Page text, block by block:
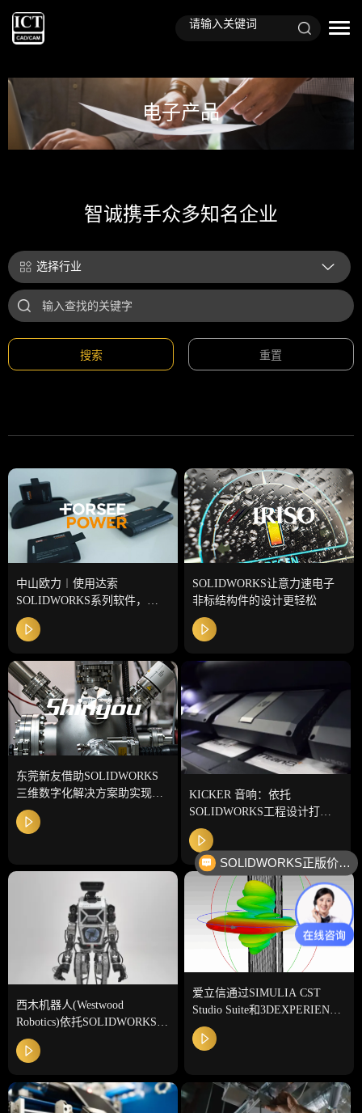
电子产品
智诚携手众多知名企业
选择行业
搜索 重置
中山欧力︱使用达索
SOLIDWORKS系列软件，加
快研发生产步伐
SOLIDWORKS让意力速电子
非标结构件的设计更轻松
东莞新友借助SOLIDWORKS
三维数字化解决方案助实现智
能制造
KICKER 音响：依托
SOLIDWORKS工程设计打造
高品质车载音响
西木机器人(Westwood
Robotics)依托SOLIDWORKS加
速高可靠人形机器人落地
爱立信通过SIMULIA CST
Studio Suite和3DEXPERIENCE
加速创新
SOLIDWORKS正版价格？